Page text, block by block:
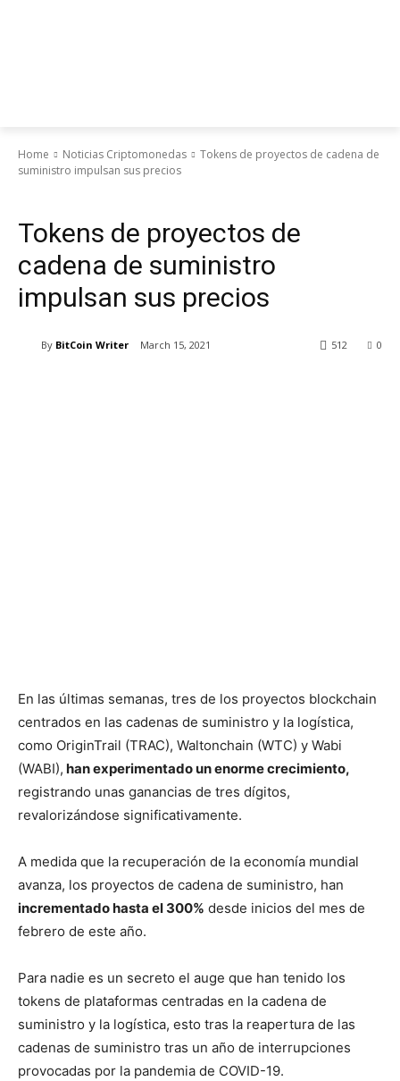
Home Noticias Criptomonedas
Tokens de proyectos de cadena de
suministro impulsan sus precios
Tokens de proyectos de
cadena de suministro
impulsan sus precios
By BitCoin Writer March 15, 2021 0
512
En las últimas semanas, tres de los proyectos blockchain
centrados en las cadenas de suministro y la logística,
como OriginTrail (TRAC), Waltonchain (WTC) y Wabi
(WABI), han experimentado un enorme crecimiento,
registrando unas ganancias de tres dígitos,
revalorizándose significativamente.
A medida que la recuperación de la economía mundial
avanza, los proyectos de cadena de suministro, han
incrementado hasta el 300% desde inicios del mes de
febrero de este año.
Para nadie es un secreto el auge que han tenido los
tokens de plataformas centradas en la cadena de
suministro y la logística, esto tras la reapertura de las
cadenas de suministro tras un año de interrupciones
provocadas por la pandemia de COVID-19.